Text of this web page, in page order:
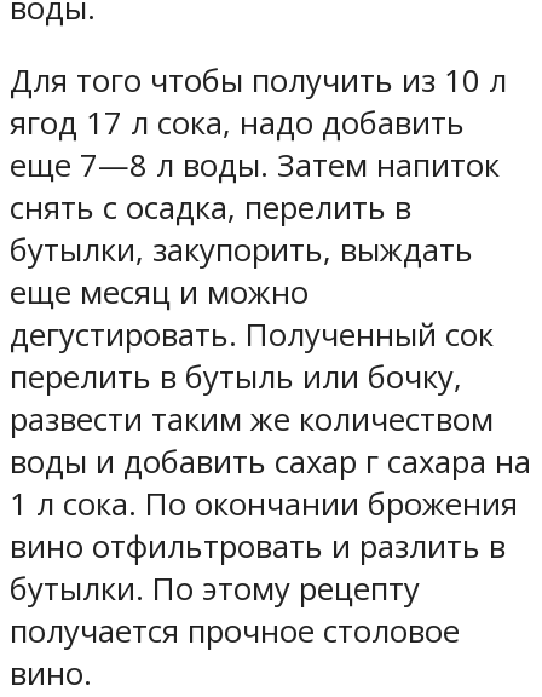
Для того чтобы получить из 10 л
ягод 17 л сока, надо добавить
еще 7—8 л воды. Затем напиток
снять с осадка, перелить в
бутылки, закупорить, выждать
еще месяц и можно
дегустировать. Полученный сок
перелить в бутыль или бочку,
развести таким же количеством
воды и добавить сахар г сахара на
1 л сока. По окончании брожения
вино отфильтровать и разлить в
бутылки. По этому рецепту
получается прочное столовое
вино.